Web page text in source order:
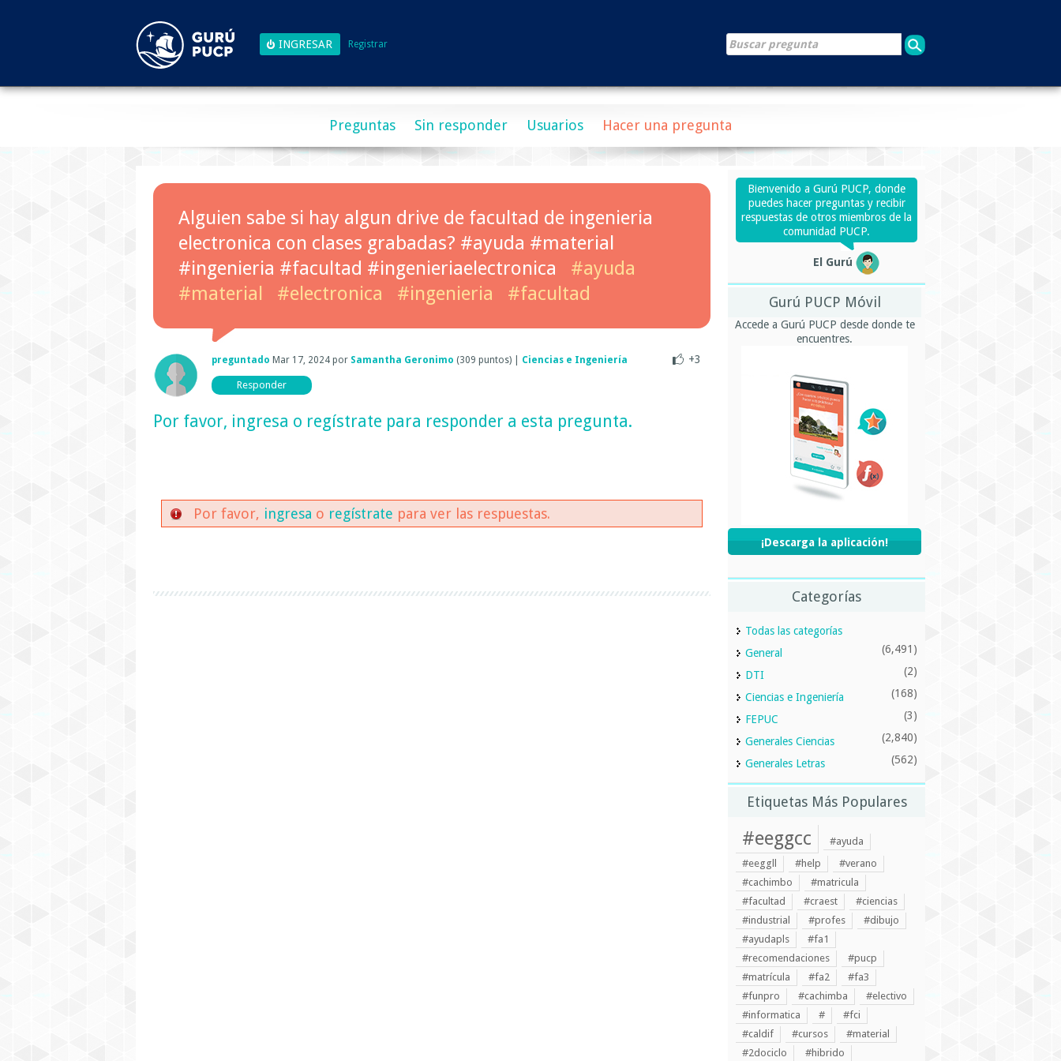
Registrar
Preguntas Sin responder Usuarios Hacer una pregunta
Alguien sabe si hay algun drive de facultad de ingenieria
electronica con clases grabadas? #ayuda #material
#ingenieria #facultad #ingenieriaelectronica
#ayuda
#material
#electronica #ingenieria #facultad
+3
preguntado Mar 17, 2024 por Samantha Geronimo (309 puntos) Ciencias e Ingeniería
Por favor, ingresa o regístrate para responder a esta pregunta.
Por favor, ingresa o regístrate para ver las respuestas.
Bienvenido a Gurú PUCP, donde
puedes hacer preguntas y recibir
respuestas de otros miembros de la
comunidad PUCP.
El Gurú
Gurú PUCP Móvil
Accede a Gurú PUCP desde donde te
encuentres.
¡Descarga la aplicación!
Categorías
Todas las categorías
General
(6,491)
DTI (2)
Ciencias e Ingeniería (168)
FEPUC (3)
Generales Ciencias (2,840)
Generales Letras (562)
Etiquetas Más Populares
#eeggcc
#ayuda
#eeggll
#help
#verano
#cachimbo
#matricula
#facultad
#craest
#ciencias
#industrial
#profes
#dibujo
#ayudapls
#fa1
#recomendaciones
#pucp
#matrícula
#fa2
#fa3
#funpro
#cachimba
#electivo
#informatica
#
#fci
#caldif
#cursos
#material
#2dociclo
#hibrido